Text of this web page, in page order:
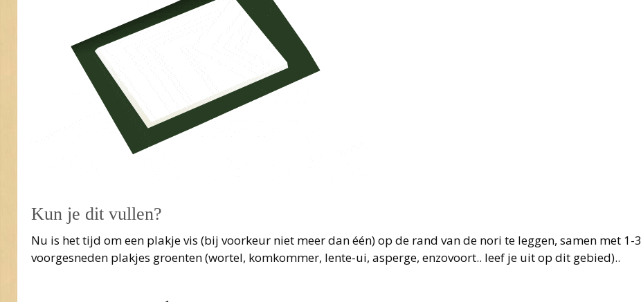
Kun je dit vullen?
Nu is het tijd om een plakje vis (bij voorkeur niet meer dan één) op de rand van de nori te leggen, samen met 1-3
voorgesneden plakjes groenten (wortel, komkommer, lente-ui, asperge, enzovoort.. leef je uit op dit gebied)..